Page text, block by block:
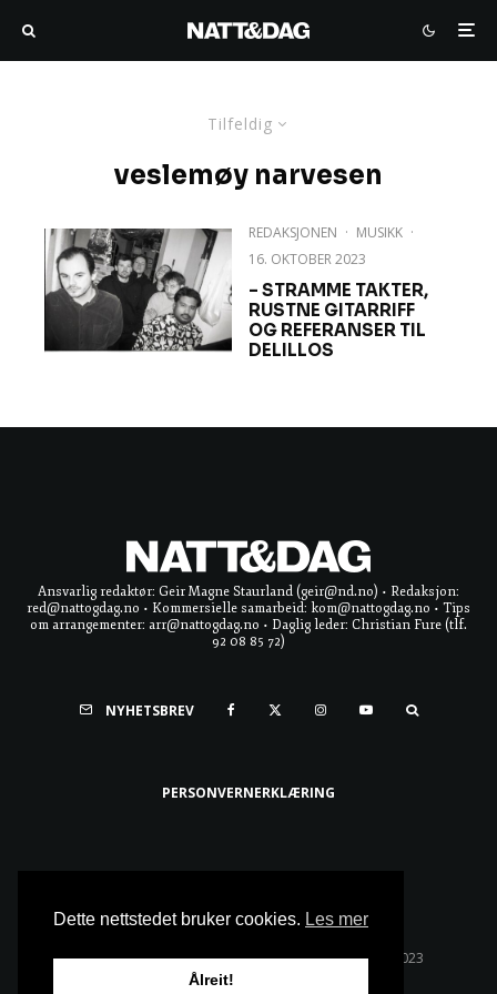
Tilfeldig
veslemøy narvesen
REDAKSJONEN · MUSIKK ·
16. OKTOBER 2023
– STRAMME TAKTER,
RUSTNE GITARRIFF
OG REFERANSER TIL
DELILLOS
Ansvarlig redaktør: Geir Magne Staurland (geir@nd.no) • Redaksjon:
red@nattogdag.no • Kommersielle samarbeid: kom@nattogdag.no • Tips
om arrangementer: arr@nattogdag.no • Daglig leder: Christian Fure (tlf.
92 08 85 72)
NYHETSBREV
PERSONVERNERKLÆRING
Alle rettigheter reservert • Copyright © Natt & Dag 2023
Dette nettstedet bruker cookies. Les mer
Ålreit!